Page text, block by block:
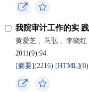
我院审计工作的实 践
黄爱芝 , 马弘 , 李晓红
2011(9):94.
[摘要](2216) [HTML](0)